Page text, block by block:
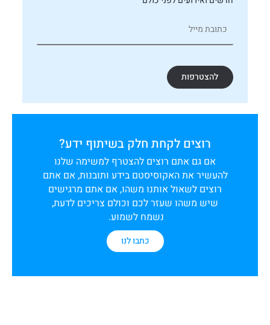
להצטרפות
רוצים לקחת חלק בשיתוף ידע?
אם גם אתם רוצים להצטרף למשימה שלנו
להעשיר את האקוסיסטם בידע ותובנות, אם אתם
רוצים לשאול אותנו משהו, אם אתם מרגישים
שיש משהו שעזר לכם וכולם צריכים לדעת,
נשמח לשמוע.
כתבו לנו